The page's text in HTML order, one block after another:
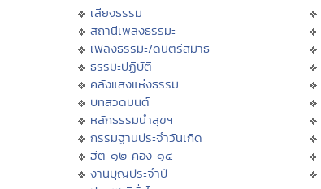
เสียงธรรม
สถานีเพลงธรรมะ
เพลงธรรมะ/ดนตรีสมาธิ
ธรรมะปฏิบัติ
คลังแสงแห่งธรรม
บทสวดมนต์
หลักธรรมนำสุขฯ
กรรมฐานประจำวันเกิด
ฮีต ๑๒ คอง ๑๔
งานบุญประจำปี